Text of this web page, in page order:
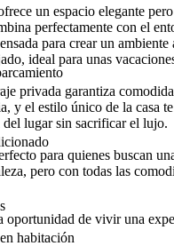
un espacio elegante
perfectamente con el
para crear un ambiente
ideal para unas
privada garantiza
y el estilo único de la casa
lugar sin sacrificar el lujo.
para quienes buscan
pero con todas las
oportunidad de vivir una
habitación